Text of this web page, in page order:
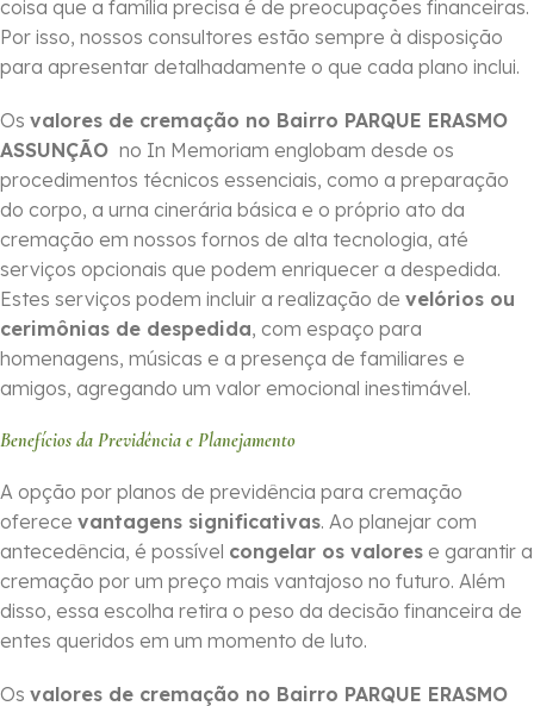
coisa que a família precisa é de preocupações financeiras.
Por isso, nossos consultores estão sempre à disposição
para apresentar detalhadamente o que cada plano inclui.
Os valores de cremação no Bairro PARQUE ERASMO
ASSUNÇÃO no In Memoriam englobam desde os
procedimentos técnicos essenciais, como a preparação
do corpo, a urna cinerária básica e o próprio ato da
cremação em nossos fornos de alta tecnologia, até
serviços opcionais que podem enriquecer a despedida.
Estes serviços podem incluir a realização de velórios ou
cerimônias de despedida, com espaço para
homenagens, músicas e a presença de familiares e
amigos, agregando um valor emocional inestimável.
Benefícios da Previdência e Planejamento
A opção por planos de previdência para cremação
oferece vantagens significativas. Ao planejar com
antecedência, é possível congelar os valores e garantir a
cremação por um preço mais vantajoso no futuro. Além
disso, essa escolha retira o peso da decisão financeira de
entes queridos em um momento de luto.
Os valores de cremação no Bairro PARQUE ERASMO